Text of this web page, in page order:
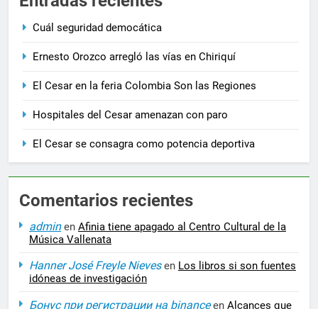
Cuál seguridad democática
Ernesto Orozco arregló las vías en Chiriquí
El Cesar en la feria Colombia Son las Regiones
Hospitales del Cesar amenazan con paro
El Cesar se consagra como potencia deportiva
Comentarios recientes
adminen Afinia tiene apagado al Centro Cultural de la
Música Vallenata
Hanner José Freyle Nievesen Los libros si son fuentes
idóneas de investigación
Бонус при регистрации на binanceen Alcances que